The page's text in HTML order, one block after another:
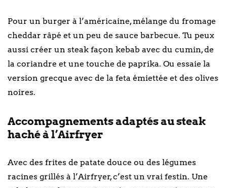
Pour un burger à l’américaine, mélange du fromage
cheddar râpé et un peu de sauce barbecue. Tu peux
aussi créer un steak façon kebab avec du cumin, de
la coriandre et une touche de paprika. Ou essaie la
version grecque avec de la feta émiettée et des olives
noires.
Accompagnements adaptés au steak
haché à l’Airfryer
Avec des frites de patate douce ou des légumes
racines grillés à l’Airfryer, c’est un vrai festin. Une